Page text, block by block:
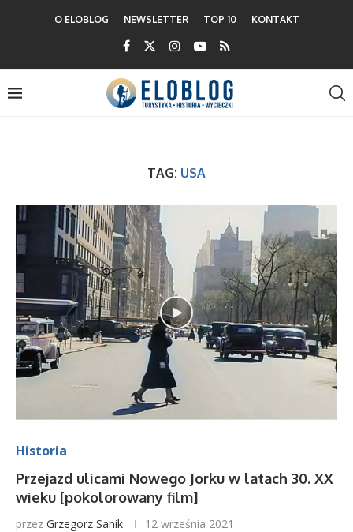
O ELOBLOG NEWSLETTER TOP 10 KONTAKT
TAG: USA
Historia
Przejazd ulicami Nowego Jorku w latach 30. XX
wieku [pokolorowany film]
przez Grzegorz Sanik 12 września 2021